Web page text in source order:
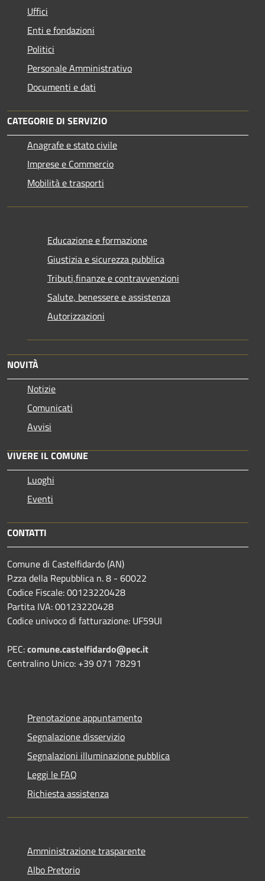
Uffici
Enti e fondazioni
Politici
Personale Amministrativo
Documenti e dati
CATEGORIE DI SERVIZIO
Anagrafe e stato civile
Imprese e Commercio
Mobilità e trasporti
Educazione e formazione
Giustizia e sicurezza pubblica
Tributi,finanze e contravvenzioni
Salute, benessere e assistenza
Autorizzazioni
NOVITÀ
Notizie
Comunicati
Avvisi
VIVERE IL COMUNE
Luoghi
Eventi
CONTATTI
Comune di Castelfidardo (AN)
P.zza della Repubblica n. 8 - 60022
Codice Fiscale: 00123220428
Partita IVA: 00123220428
Codice univoco di fatturazione: UF59UI
PEC:comune.castelfidardo@pec.it
Centralino Unico: +39 071 78291
Prenotazione appuntamento
Segnalazione disservizio
Segnalazioni illuminazione pubblica
Leggi le FAQ
Richiesta assistenza
Amministrazione trasparente
Albo Pretorio